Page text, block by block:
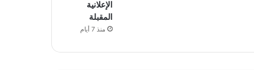
الإعلانية
المقبلة
منذ 7 أيام